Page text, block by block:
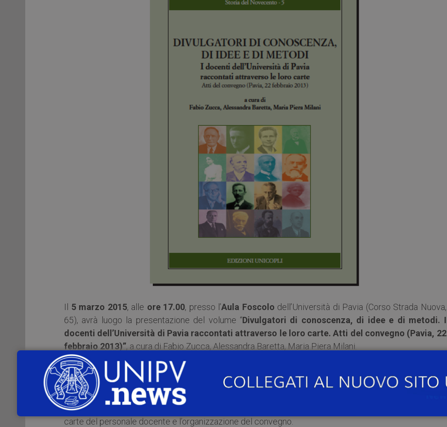
Il 5 marzo 2015, alle ore 17.00, presso l’Aula Foscolo dell’Università di Pavia (Corso Strada Nuova,
65), avrà luogo la presentazione del volume “Divulgatori di conoscenza, di idee e di metodi. I
docenti dell’Università di Pavia raccontati attraverso le loro carte. Atti del convegno (Pavia, 22
febbraio 2013)”, a cura di Fabio Zucca, Alessandra Baretta, Maria Piera Milani.
Alla presentazione del volume interverranno i professori del nostro Ateneo, Giovanni Cordini, Direttore
del Dipartimento di Scienze Politiche e Sociali; Dario Mantovani, Ordinario di Diritto romano; Luciano
Musselli, Emerito di Diritto ecclesiastico e il Professor Giancarlo Vitali, Presidente della Fondazione
Comunitaria della Provincia di Pavia, al cui finanziamento si deve la realizzazione del riordino delle
carte del personale docente e l’organizzazione del convegno.